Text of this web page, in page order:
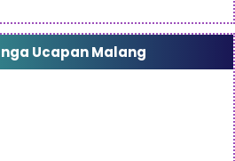
Ucapan Malang